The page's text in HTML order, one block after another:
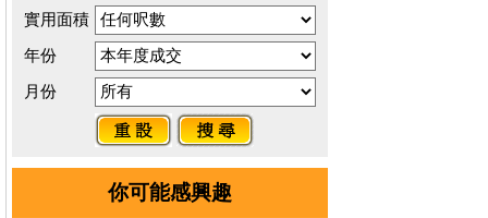
實用面積
年份
月份
你可能感興趣